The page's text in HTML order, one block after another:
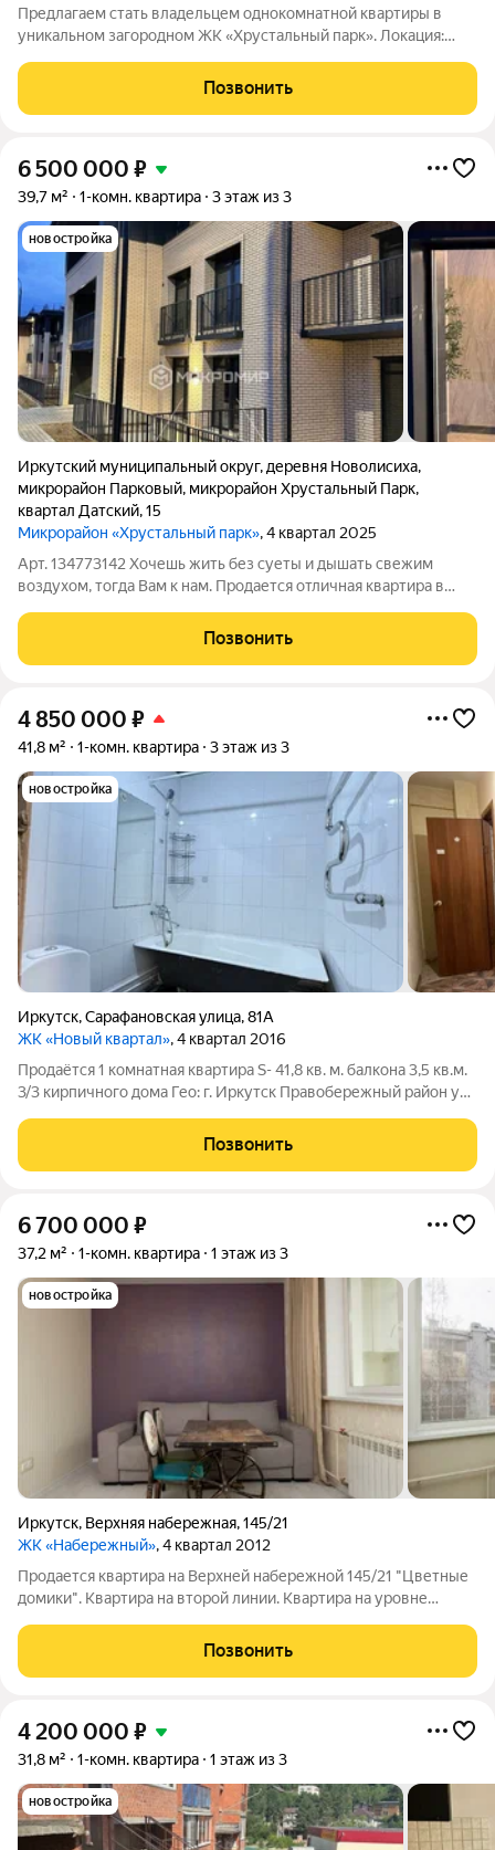
Предлагаем стать владельцем однокомнатной квартиры в
уникальном загородном ЖК «Хрустальный парк». Локация:
квартал, д. 8 ЖК «Хрустальный парк» это возможность
наслаждаться комфортом городской
Позвонить
6 500 000 ₽
39,7 м² 1-комн. квартира 3 этаж из 3
новостройка
Иркутский муниципальный округ, деревня Новолисиха,
микрорайон Парковый, микрорайон Хрустальный Парк,
квартал Датский,15
Микрорайон «Хрустальный парк», 4 квартал 2025
Арт. 134773142 Хочешь жить без суеты и дышать свежим
воздухом, тогда Вам к нам. Продается отличная квартира в
постройки. Месторасположение шикарное: Д. Новолисиха,
квартал Датский, дом 16, площадь
Позвонить
4 850 000 ₽
41,8 м² 1-комн. квартира 3 этаж из 3
новостройка
Иркутск,Сарафановская улица,81А
ЖК «Новый квартал», 4 квартал 2016
Продаётся 1 комнатная квартира S- 41,8 кв. м. балкона 3,5 кв.м.
3/3 кирпичного дома Гео: г. Иркутск Правобережный район ул.
комната Санузел: совмещен прихожая балкон вид во двор
ПЛЮСЫ КВАРТИРЫ:
Позвонить
6 700 000 ₽
37,2 м² 1-комн. квартира 1 этаж из 3
новостройка
Иркутск, Верхняя набережная,145/21
ЖК «Набережный», 4 квартал 2012
Продается квартира на Верхней набережной 145/21 "Цветные
домики". Квартира на второй линии. Квартира на уровне
евро 2комнатная. Состояние хорошее жилое, есть встроенный
шкаф, частично мебель В
Позвонить
4 200 000 ₽
31,8 м² 1-комн. квартира 1 этаж из 3
новостройка